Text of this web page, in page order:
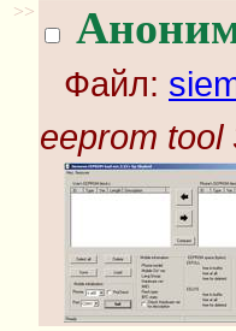
>>
Файл:
eeprom tool